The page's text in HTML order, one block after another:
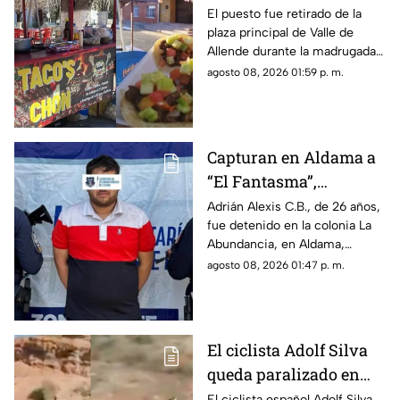
en Valle de Allende;
piden ayuda para
localizarlo
El puesto fue retirado de la
plaza principal de Valle de
Allende durante la madrugada,
junto con el asador, carpa,
agosto 08, 2026 01:59 p. m.
Capturan en Aldama a
“El Fantasma”,
señalado como jefe de
grupo delictivo
Adrián Alexis C.B., de 26 años,
fue detenido en la colonia La
Abundancia, en Aldama,
debido a una orden de
agosto 08, 2026 01:47 p. m.
El ciclista Adolf Silva
queda paralizado en